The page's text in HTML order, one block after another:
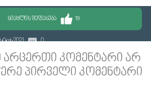
ᲡᲘᲐᲮᲚᲘᲡ ᲨᲔᲤᲐᲡᲔᲑᲐ 19
Oct 2021 0
არცერთი კომენტარი არ
პირველი კომენტარი